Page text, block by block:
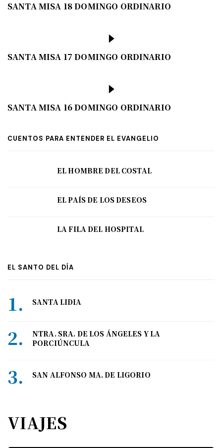
SANTA MISA 18 DOMINGO ORDINARIO
SANTA MISA 17 DOMINGO ORDINARIO
SANTA MISA 16 DOMINGO ORDINARIO
CUENTOS PARA ENTENDER EL EVANGELIO
EL HOMBRE DEL COSTAL
EL PAÍS DE LOS DESEOS
LA FILA DEL HOSPITAL
EL SANTO DEL DÍA
SANTA LIDIA
NTRA. SRA. DE LOS ÁNGELES Y LA
PORCIÚNCULA
SAN ALFONSO MA. DE LIGORIO
VIAJES